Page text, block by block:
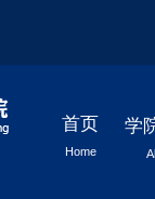
首页
Home
学